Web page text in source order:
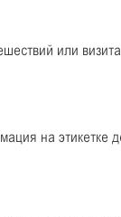
или
на этикетке